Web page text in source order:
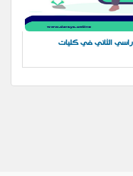
الثاني في كليات